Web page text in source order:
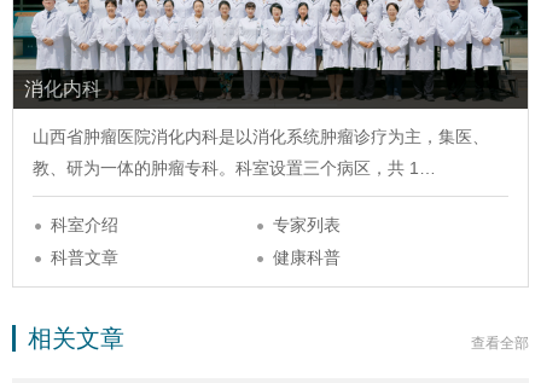
消化内科
山西省肿瘤医院消化内科是以消化系统肿瘤诊疗为主，集医、
教、研为一体的肿瘤专科。科室设置三个病区，共 1…
科室介绍
专家列表
科普文章
健康科普
查看全部
相关文章